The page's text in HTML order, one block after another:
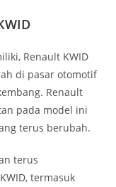
Renault KWID
di pasar otomotif
Renault
pada model ini
terus berubah.
terus
termasuk